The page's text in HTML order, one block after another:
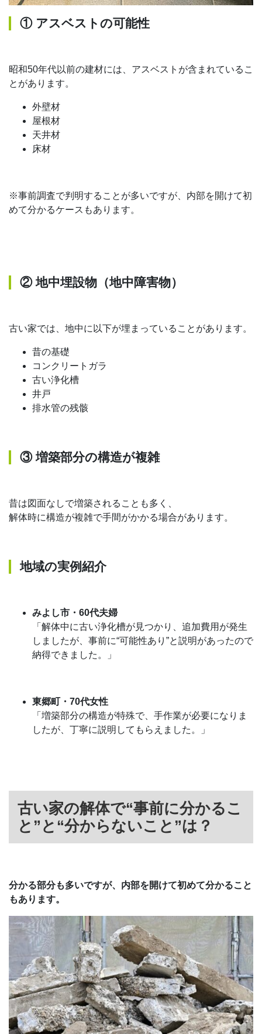
① アスベストの可能性
昭和50年代以前の建材には、アスベストが含まれているこ
とがあります。
外壁材
屋根材
天井材
床材
※事前調査で判明することが多いですが、内部を開けて初
めて分かるケースもあります。
② 地中埋設物（地中障害物）
古い家では、地中に以下が埋まっていることがあります。
昔の基礎
コンクリートガラ
古い浄化槽
井戸
排水管の残骸
③ 増築部分の構造が複雑
昔は図面なしで増築されることも多く、
解体時に構造が複雑で手間がかかる場合があります。
地域の実例紹介
みよし市・60代夫婦
「解体中に古い浄化槽が見つかり、追加費用が発生
しましたが、事前に“可能性あり”と説明があったので
納得できました。」
東郷町・70代女性
「増築部分の構造が特殊で、手作業が必要になりま
したが、丁寧に説明してもらえました。」
古い家の解体で“事前に分かるこ
と”と“分からないこと”は？
分かる部分も多いですが、内部を開けて初めて分かること
もあります。